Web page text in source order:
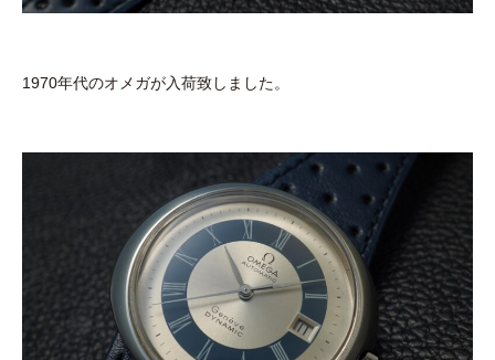
1970年代のオメガが入荷致しました。